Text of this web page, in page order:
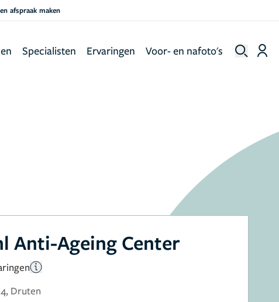
afspraak maken
Specialisten Ervaringen Voor- en nafoto's
Anti-Ageing Center
Druten